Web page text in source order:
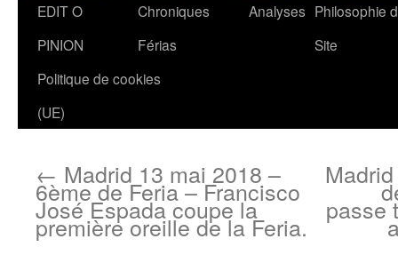
Aller
contenu
EDIT O
PINION
Chroniques
Férias
Analyses Philosophie
Site
Politique de cookies
(UE)
← Madrid 13 mai 2018 –
6ème de Feria – Francisco
José Espada coupe la
première oreille de la Feria.
passe